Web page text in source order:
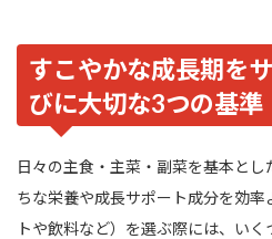
すこやかな成長期を
びに大切な3つの基準
日々の主食・主菜・副菜を基本と
ちな栄養や成長サポート成分を効
トや飲料など）を選ぶ際には、い